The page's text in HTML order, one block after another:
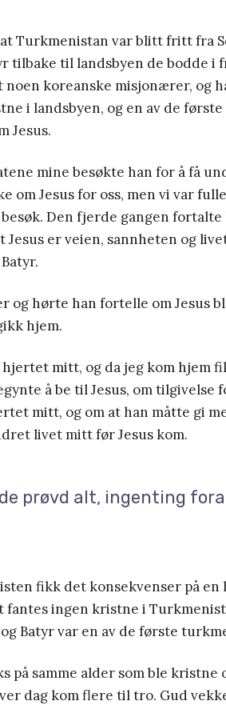
Turkmenistan var blitt fritt fra
tilbake til landsbyen de bodde i
noen koreanske misjonærer, og
i landsbyen, og en av de
Jesus.
mine besøkte han for å få
om Jesus for oss, men vi var
Den fjerde gangen fortalte
Jesus er veien, sannheten og
og hørte han fortelle om Jesus
hjem.
mitt, og da jeg kom hjem
å be til Jesus, om tilgivelse
mitt, og om at han måtte gi
livet mitt før Jesus kom.
prøvd alt, ingenting
fikk det konsekvenser på
fantes ingen kristne i
Batyr var en av de første
på samme alder som ble
dag kom flere til tro. Gud